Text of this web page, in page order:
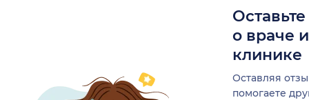
о враче
клинике
Оставляя
помогаете